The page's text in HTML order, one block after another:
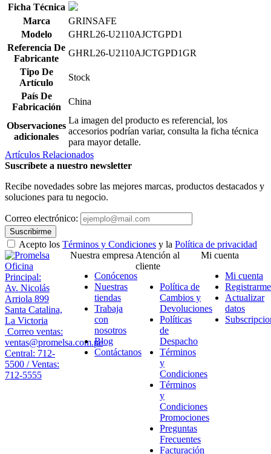
Ficha Técnica
Marca
GRINSAFE
Modelo
GHRL26-U2110AJCTGPD1
Referencia De
Fabricante
GHRL26-U2110AJCTGPD1GR
Tipo De
Artículo
Stock
País De
Fabricación
China
Observaciones
adicionales
La imagen del producto es referencial, los
accesorios podrían variar, consulta la ficha técnica
para mayor detalle.
Artículos Relacionados
Suscríbete a nuestro newsletter
Recibe novedades sobre las mejores marcas, productos destacados y
soluciones para tu negocio.
Correo electrónico:
Suscribirme
Acepto los Términos y Condiciones y la Política de privacidad
Oficina
Principal:
Av. Nicolás
Arriola 899
Santa Catalina,
La Victoria
Correo ventas:
ventas@promelsa.com.pe
Central: 712-
5500 / Ventas:
712-5555
Nuestra empresa
Conócenos
Nuestras
tiendas
Trabaja
con
nosotros
Blog
Contáctanos
Atención al
cliente
Política de
Cambios y
Devoluciones
Políticas
de
Despacho
Términos
y
Condiciones
Términos
y
Condiciones
Promociones
Preguntas
Frecuentes
Facturación
Mi cuenta
Mi cuenta
Registrarme
Actualizar
datos